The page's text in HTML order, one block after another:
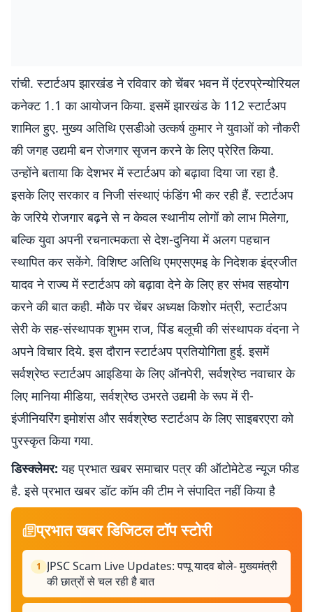
रांची. स्टार्टअप झारखंड ने रविवार को चेंबर भवन में एंटरप्रेन्योरियल
कनेक्ट 1.1 का आयोजन किया. इसमें झारखंड के 112 स्टार्टअप
शामिल हुए. मुख्य अतिथि एसडीओ उत्कर्ष कुमार ने युवाओं को नौकरी
की जगह उद्यमी बन रोजगार सृजन करने के लिए प्रेरित किया.
उन्होंने बताया कि देशभर में स्टार्टअप को बढ़ावा दिया जा रहा है.
इसके लिए सरकार व निजी संस्थाएं फंडिंग भी कर रही हैं. स्टार्टअप
के जरिये रोजगार बढ़ने से न केवल स्थानीय लोगों को लाभ मिलेगा,
बल्कि युवा अपनी रचनात्मकता से देश-दुनिया में अलग पहचान
स्थापित कर सकेंगे. विशिष्ट अतिथि एमएसएमइ के निदेशक इंद्रजीत
यादव ने राज्य में स्टार्टअप को बढ़ावा देने के लिए हर संभव सहयोग
करने की बात कही. मौके पर चेंबर अध्यक्ष किशोर मंत्री, स्टार्टअप
सेरी के सह-संस्थापक शुभम राज, पिंड बलूची की संस्थापक वंदना ने
अपने विचार दिये. इस दौरान स्टार्टअप प्रतियोगिता हुई. इसमें
सर्वश्रेष्ठ स्टार्टअप आइडिया के लिए ऑनपेरी, सर्वश्रेष्ठ नवाचार के
लिए मानिया मीडिया, सर्वश्रेष्ठ उभरते उद्यमी के रूप में री-
इंजीनियरिंग इमोशंस और सर्वश्रेष्ठ स्टार्टअप के लिए साइबरएरा को
पुरस्कृत किया गया.
डिस्क्लेमर: यह प्रभात खबर समाचार पत्र की ऑटोमेटेड न्यूज फीड
है. इसे प्रभात खबर डॉट कॉम की टीम ने संपादित नहीं किया है
प्रभात खबर डिजिटल टॉप स्टोरी
1
JPSC Scam Live Updates: पप्पू यादव बोले- मुख्यमंत्री
की छात्रों से चल रही है बात